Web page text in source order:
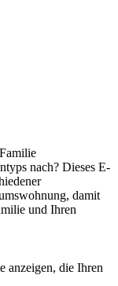
nach? Dieses E-
damit
und Ihren
anzeigen, die Ihren